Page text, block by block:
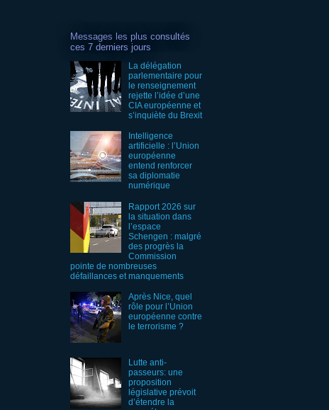
Messages les plus consultés
ces 7 derniers jours
La délégation
parlementaire pour
le renseignement
rejette l’idée d’une
CIA européenne et
s’inquiète du Brexit
Intelligence
artificielle : l’Union
européenne
entend renforcer
sa diplomatie
numérique
Rapport 2026 sur
la situation dans
l’espace
Schengen : malgré
des progrès la
Commission
pointe de nombreuses
défaillances et manquements
Après Nice, quel
rôle pour l’Union
européenne contre
le terrorisme ?
Lutte anti-
passeurs: une
proposition
législative prévoit
d’étendre la